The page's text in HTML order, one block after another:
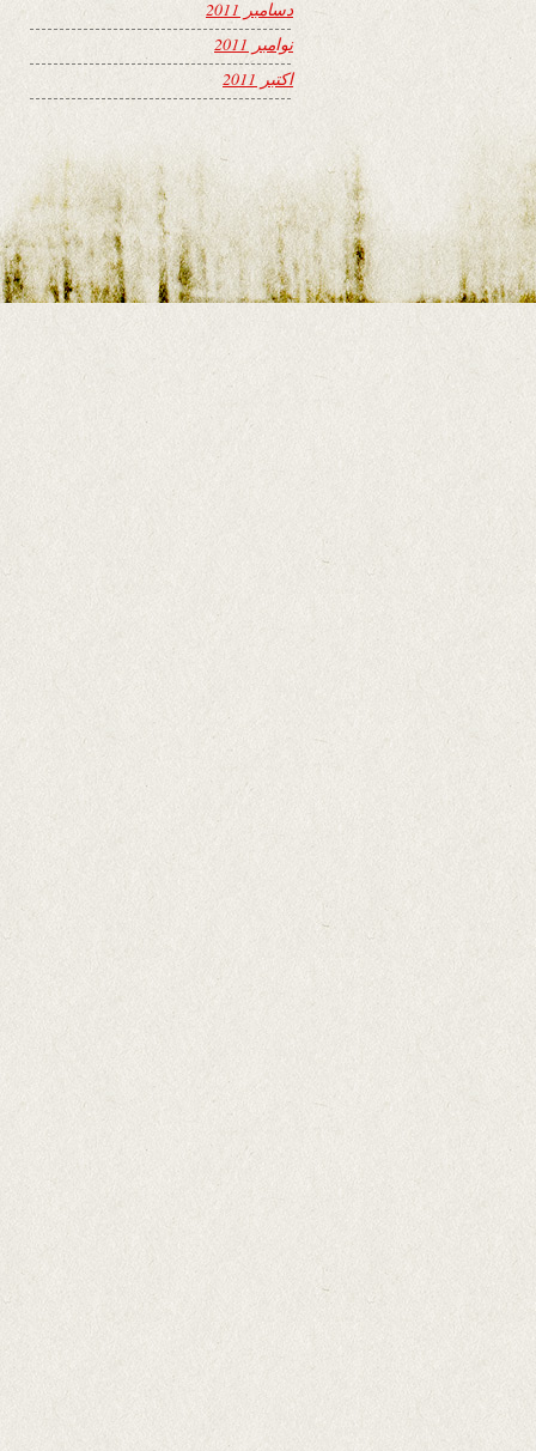
دسامبر 2011
نوامبر 2011
اکتبر 2011